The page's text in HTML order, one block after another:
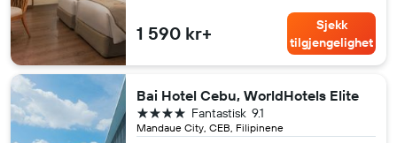
1 590 kr+
Sjekk
tilgjengelighet
Bai Hotel Cebu, WorldHotels Elite
Mandaue City, CEB, Filipinene
9.1
Fantastisk
4 stjerner